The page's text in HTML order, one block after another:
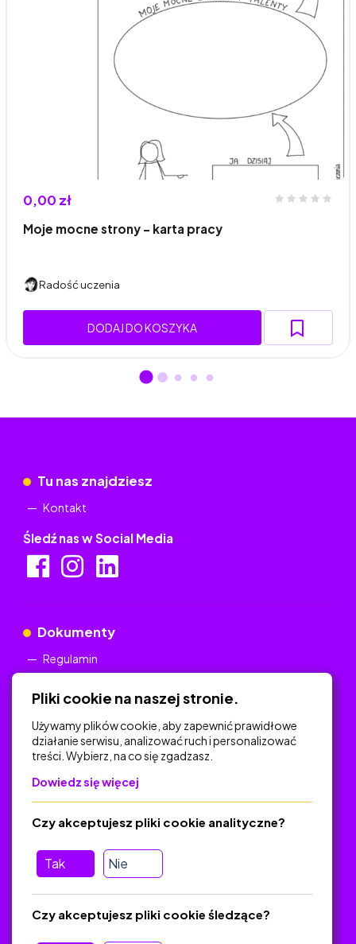
0,00 zł
Moje mocne strony - karta pracy
Radość uczenia
DODAJ DO KOSZYKA
Tu nas znajdziesz
Kontakt
Śledź nas w Social Media
Dokumenty
Regulamin
Na skróty
Polityka Prywatności
O platformie
Baza materiałów dydaktycznych
Jak zostać autorem
Pliki cookie na naszej stronie.
Używamy plików cookie, aby zapewnić prawidłowe
działanie serwisu, analizować ruch i personalizować
treści. Wybierz, na co się zgadzasz.
Dowiedz się więcej
Tak Nie
Czy akceptujesz pliki cookie analityczne?
Czy akceptujesz pliki cookie śledzące?